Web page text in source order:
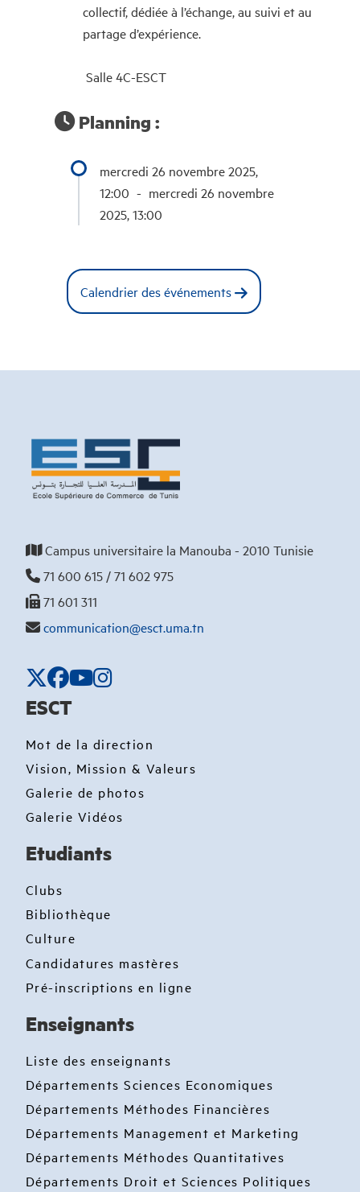
collectif, dédiée à l’échange, au suivi et au
partage d’expérience.
Salle 4C-ESCT
Planning :
mercredi 26 novembre 2025,
12:00 - mercredi 26 novembre
2025, 13:00
Calendrier des événements
Campus universitaire la Manouba - 2010 Tunisie
71 600 615 / 71 602 975
71 601 311
communication@esct.uma.tn
ESCT
Mot de la direction
Vision, Mission & Valeurs
Galerie de photos
Galerie Vidéos
Etudiants
Clubs
Bibliothèque
Culture
Candidatures mastères
Pré-inscriptions en ligne
Enseignants
Liste des enseignants
Départements Sciences Economiques
Départements Méthodes Financières
Départements Management et Marketing
Départements Méthodes Quantitatives
Départements Droit et Sciences Politiques